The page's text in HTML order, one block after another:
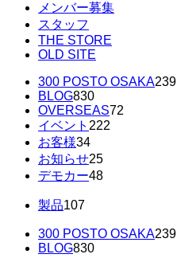
メンバー募集
スタッフ
THE STORE
OLD SITE
300 POSTO OSAKA239
BLOG830
OVERSEAS72
イベント 222
お客様34
お知らせ25
デモカー48
製品107
300 POSTO OSAKA239
BLOG830